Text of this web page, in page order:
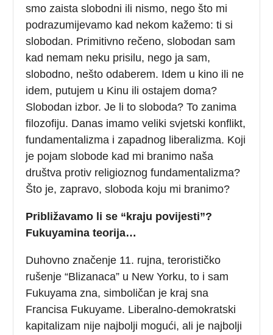
smo zaista slobodni ili nismo, nego što mi
podrazumijevamo kad nekom kažemo: ti si
slobodan. Primitivno rečeno, slobodan sam
kad nemam neku prisilu, nego ja sam,
slobodno, nešto odaberem. Idem u kino ili ne
idem, putujem u Kinu ili ostajem doma?
Slobodan izbor. Je li to sloboda? To zanima
filozofiju. Danas imamo veliki svjetski konflikt,
fundamentalizma i zapadnog liberalizma. Koji
je pojam slobode kad mi branimo naša
društva protiv religioznog fundamentalizma?
Što je, zapravo, sloboda koju mi branimo?
Približavamo li se “kraju povijesti”?
Fukuyamina teorija…
Duhovno značenje 11. rujna, terorističko
rušenje “Blizanaca” u New Yorku, to i sam
Fukuyama zna, simboličan je kraj sna
Francisa Fukuyame. Liberalno-demokratski
kapitalizam nije najbolji mogući, ali je najbolji